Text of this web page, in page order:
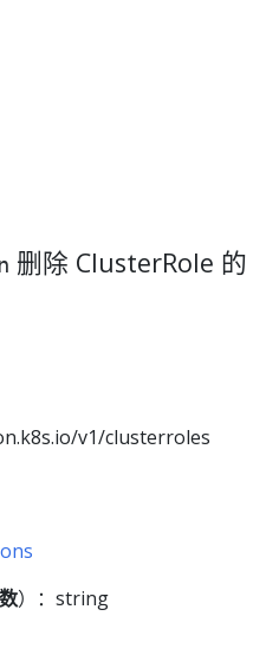
删除 ClusterRole 的
v1/clusterroles
）：string